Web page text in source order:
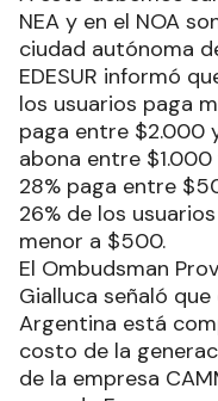
NEA y en el NOA
ciudad autónoma
EDESUR informó
los usuarios paga
paga entre $2.000
abona entre
28% paga entre
26% de los
menor a $500.
El Ombudsman
Gialluca señaló
Argentina está
costo de la
de la empresa